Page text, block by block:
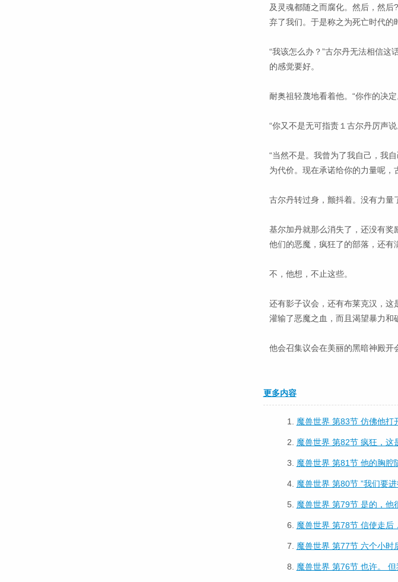
及灵魂都随之而腐化。然后，然后
弃了我们。于是称之为死亡时代的
“我该怎么办？”古尔丹无法相信
的感觉要好。
耐奥祖轻蔑地看着他。“你作的决定
“你又不是无可指责１古尔丹厉声说
“当然不是。我曾为了我自己，我
为代价。现在承诺给你的力量呢，
古尔丹转过身，颤抖着。没有力量
基尔加丹就那么消失了，还没有
他们的恶魔，疯狂了的部落，还有
不，他想，不止这些。
还有影子议会，还有布莱克汉，
灌输了恶魔之血，而且渴望暴力和
他会召集议会在美丽的黑暗神殿开
更多内容
1. 魔兽世界 第83节 仿佛他打
2. 魔兽世界 第82节 疯狂，这
3. 魔兽世界 第81节 他的胸腔
4. 魔兽世界 第80节 ”我们要
5. 魔兽世界 第79节 是的，他
6. 魔兽世界 第78节 信使走后
7. 魔兽世界 第77节 六个小时
8. 魔兽世界 第76节 也许。